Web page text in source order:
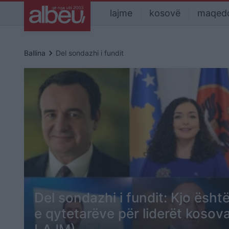
lajme kosovë
Ballina keyboard_arrow_right Del sondazhi i fundit
Del sondazhi i fundit: Kjo
e qytetarëve për liderët